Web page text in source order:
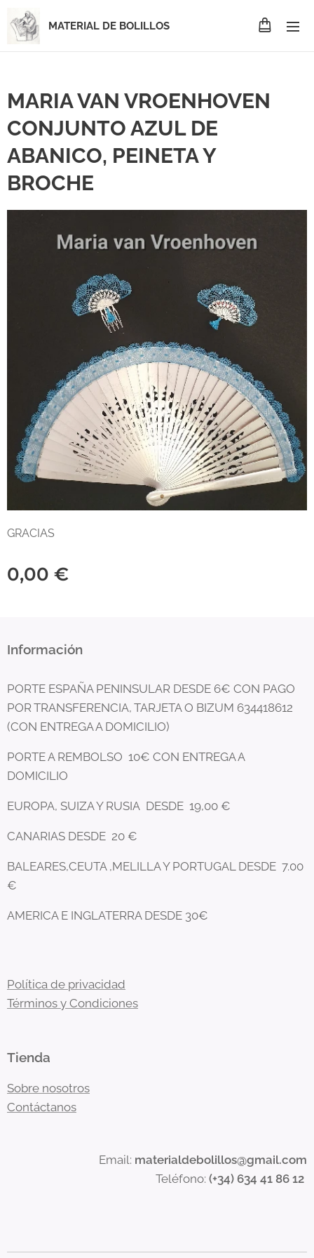
MATERIAL DE BOLILLOS
MARIA VAN VROENHOVEN
CONJUNTO AZUL DE
ABANICO, PEINETA Y
BROCHE
GRACIAS
0,00 €
Información
PORTE ESPAÑA PENINSULAR DESDE 6€ CON PAGO
POR TRANSFERENCIA, TARJETA O BIZUM 634418612
(CON ENTREGA A DOMICILIO)
PORTE A REMBOLSO 10€ CON ENTREGA A
DOMICILIO
EUROPA, SUIZA Y RUSIA DESDE 19,00 €
CANARIAS DESDE 20 €
BALEARES,CEUTA ,MELILLA Y PORTUGAL DESDE 7.00
€
AMERICA E INGLATERRA DESDE 30€
Política de privacidad
Términos y Condiciones
Tienda
Sobre nosotros
Contáctanos
Email: materialdebolillos@gmail.com
Teléfono: (+34) 634 41 86 12